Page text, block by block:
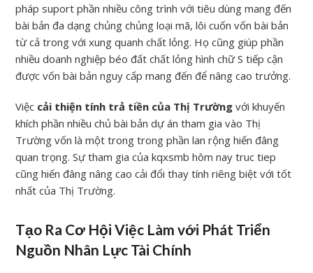
pháp suport phần nhiều công trình với tiêu dùng mang đến
bài bản đa dạng chủng chủng loại mã, lôi cuốn vốn bài bản
từ cả trong với xung quanh chất lỏng. Họ cũng giúp phần
nhiều doanh nghiệp béo đất chất lỏng hình chữ S tiếp cận
được vốn bài bản nguy cấp mang đến để nâng cao trưởng.
Việc cải thiện tính trả tiền của Thị Trường với khuyến
khích phần nhiều chủ bài bản dự án tham gia vào Thị
Trường vốn là một trong trong phần lan rộng hiến đâng
quan trọng. Sự tham gia của kqxsmb hôm nay truc tiep
cũng hiến đâng nâng cao cải đổi thay tính riêng biệt với tốt
nhất của Thị Trường.
Tạo Ra Cơ Hội Việc Làm với Phát Triển
Nguồn Nhân Lực Tài Chính